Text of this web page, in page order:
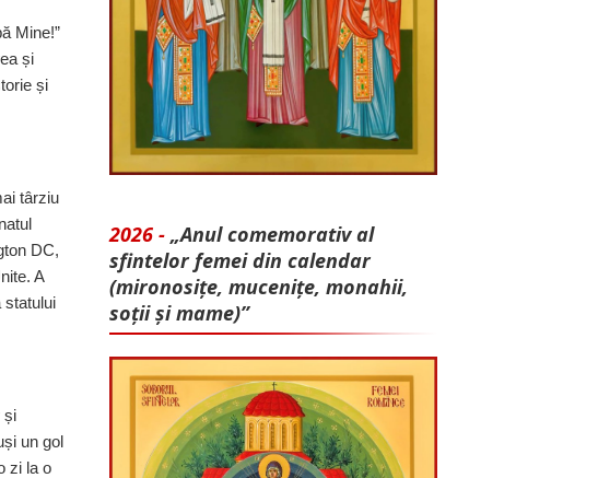
Mine!”
și
și
târziu
DC,
A
statului
și
un gol
zi la o
2026 - „Anul comemorativ al
sfintelor femei din calendar
(mironosițe, mu­cenițe, monahii,
soții și mame)”